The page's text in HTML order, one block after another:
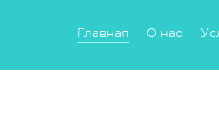
Главная О нас